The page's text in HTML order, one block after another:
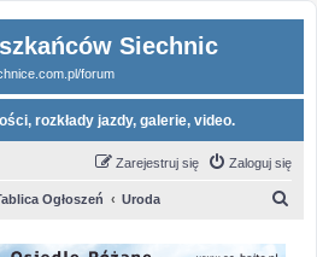
Siechnic
forum
rozkłady jazdy, galerie, video.
Zaloguj się
Zarejestruj się
Ogłoszeń Uroda